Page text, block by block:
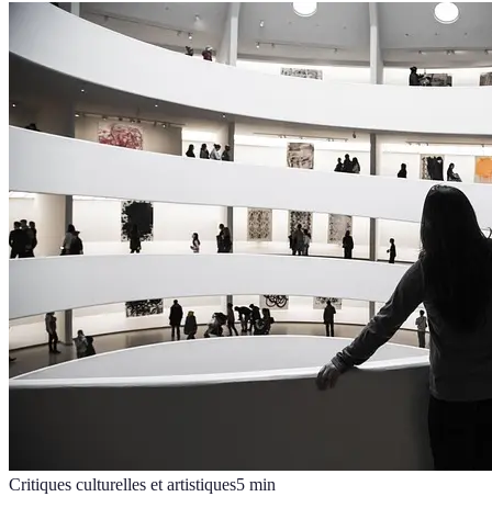
Critiques culturelles et artistiques5 min